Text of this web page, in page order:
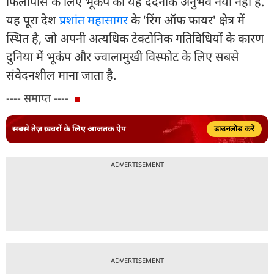
यह पूरा देशप्रशांत महासागरके 'रिंग ऑफ फायर' क्षेत्र में
स्थित है, जो अपनी अत्यधिक टेक्टोनिक गतिविधियों के कारण
दुनिया में भूकंप और ज्वालामुखी विस्फोट के लिए सबसे
संवेदनशील माना जाता है.
---- समाप्त ----
सबसे तेज़ ख़बरों के लिए आजतक ऐप डाउनलोड करें
ADVERTISEMENT
ADVERTISEMENT